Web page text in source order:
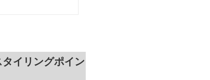
イリングポイン